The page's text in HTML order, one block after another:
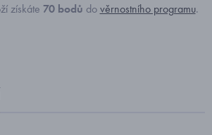
získáte 70bodů dověrnostního programu.